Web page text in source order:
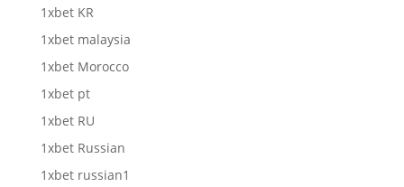
1xbet KR
1xbet malaysia
1xbet Morocco
1xbet pt
1xbet RU
1xbet Russian
1xbet russian1